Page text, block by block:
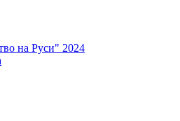
на Руси" 2024